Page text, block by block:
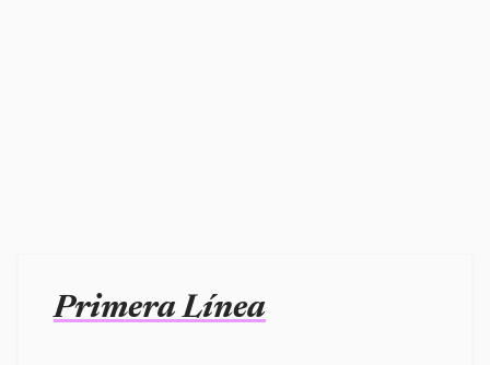
Primera Línea